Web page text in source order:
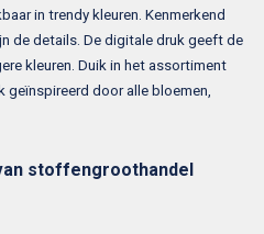
in trendy kleuren. Kenmerkend
de details. De digitale druk geeft de
kleuren. Duik in het assortiment
geïnspireerd door alle bloemen,
stoffengroothandel